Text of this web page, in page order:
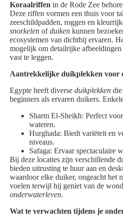
Koraalriffen in de Rode Zee
Deze riffen vormen een thuis voor
zeeschildpadden, roggen en
snorkelen ofduiken kunnen
ecosystemen van dichtbij ervaren.
mogelijk om detailrijke
vast te leggen.
Aantrekkelijke duikplekken voor
Egypte heeft diverse duikplekken
beginners als ervaren duikers.
Sharm El-Sheikh: Perfect
wateren.
Hurghada: Biedt variëteit en
niveaus.
Safaga: Ervaar spectaculaire
Bij deze locaties zijn verschillende
bieden uitrusting te huur aan en
waardoor elke duiker, ongeacht het
voelen terwijl hij geniet van de
onderwaterleven.
Wat te verwachten tijdens je